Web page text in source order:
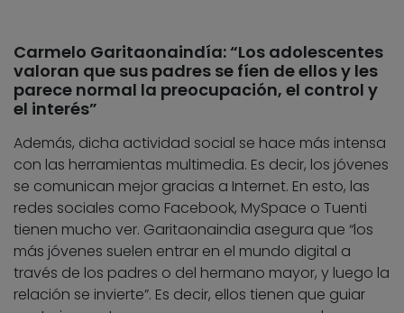
Carmelo Garitaonaindía: “Los adolescentes
valoran que sus padres se fíen de ellos y les
parece normal la preocupación, el control y
el interés”
Además, dicha actividad social se hace más intensa
con las herramientas multimedia. Es decir, los jóvenes
se comunican mejor gracias a Internet. En esto, las
redes sociales como Facebook, MySpace o Tuenti
tienen mucho ver. Garitaonaindia asegura que “los
más jóvenes suelen entrar en el mundo digital a
través de los padres o del hermano mayor, y luego la
relación se invierte”. Es decir, ellos tienen que guiar